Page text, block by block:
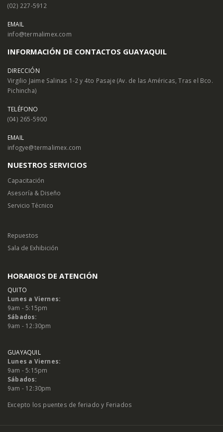
(02) 227-5912
EMAIL
info@termalimex.com
INFORMACIÓN DE CONTACTOS GUAYAQUIL
DIRECCIÓN
Virgilio Jaime Salinas 1-2 y 4to Pasaje (Av. de las Américas, Tras el Bco.
Pichincha)
TELÉFONO
(04) 265-5900
EMAIL
infogye@termalimex.com
NUESTROS SERVICIOS
Capacitación
Asesoría & Diseño
Servicio Técnico
Repuestos
Sala de Exhibición
HORARIOS DE ATENCIÓN
QUITO
Lunes a Viernes:
9am - 5:15pm
Sábados:
9am - 12:30pm
GUAYAQUIL
Lunes a Viernes:
9am - 5:15pm
Sábados:
9am - 12:30pm
Excepto los puentes de feriado y Feriados